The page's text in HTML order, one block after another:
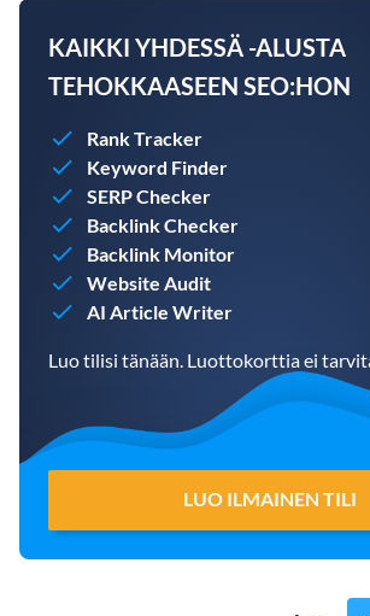
KAIKKI YHDESSÄ -ALUSTA
TEHOKKAASEEN SEO:HON
Rank Tracker
Keyword Finder
SERP Checker
Backlink Checker
Backlink Monitor
Website Audit
AI Article Writer
Luo tilisi tänään. Luottokorttia ei
LUO ILMAINEN TILI